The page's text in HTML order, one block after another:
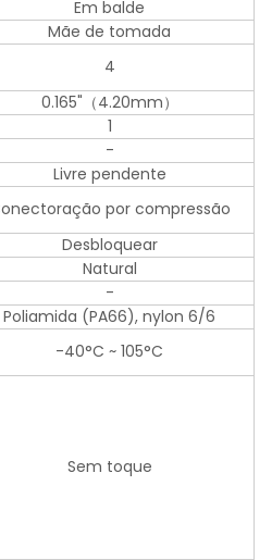
Em balde
Mãe de tomada
4
0.165"（4.20mm）
1
-
Livre pendente
por compressão
Desbloquear
Natural
-
Poliamida (PA66), nylon 6/6
-40°C ~ 105°C
Sem toque